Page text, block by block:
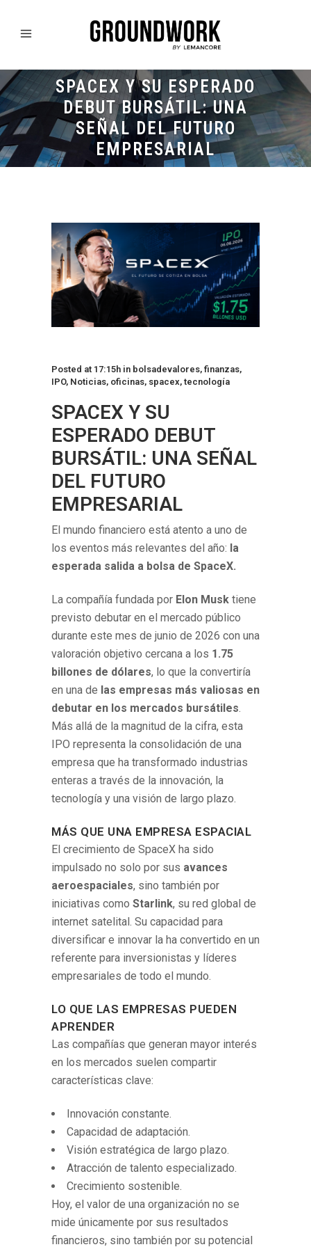
SPACEX Y SU ESPERADO
DEBUT BURSÁTIL: UNA
SEÑAL DEL FUTURO
EMPRESARIAL
Posted at 17:15h in bolsadevalores, finanzas,
IPO, Noticias, oficinas, spacex, tecnología
SPACEX Y SU
ESPERADO DEBUT
BURSÁTIL: UNA SEÑAL
DEL FUTURO
EMPRESARIAL
El mundo financiero está atento a uno de
los eventos más relevantes del año: la
esperada salida a bolsa de SpaceX.
La compañía fundada por Elon Musk tiene
previsto debutar en el mercado público
durante este mes de junio de 2026 con una
valoración objetivo cercana a los 1.75
billones de dólares, lo que la convertiría
en una de las empresas más valiosas en
debutar en los mercados bursátiles.
Más allá de la magnitud de la cifra, esta
IPO representa la consolidación de una
empresa que ha transformado industrias
enteras a través de la innovación, la
tecnología y una visión de largo plazo.
MÁS QUE UNA EMPRESA ESPACIAL
El crecimiento de SpaceX ha sido
impulsado no solo por sus avances
aeroespaciales, sino también por
iniciativas como Starlink, su red global de
internet satelital. Su capacidad para
diversificar e innovar la ha convertido en un
referente para inversionistas y líderes
empresariales de todo el mundo.
LO QUE LAS EMPRESAS PUEDEN
APRENDER
Las compañías que generan mayor interés
en los mercados suelen compartir
características clave:
Innovación constante.
Capacidad de adaptación.
Visión estratégica de largo plazo.
Atracción de talento especializado.
Crecimiento sostenible.
Hoy, el valor de una organización no se
mide únicamente por sus resultados
financieros, sino también por su potencial